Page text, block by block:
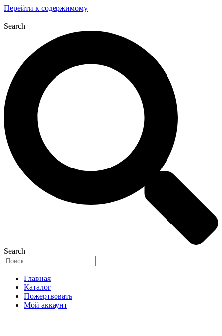
Перейти к содержимому
Search
Search
Главная
Каталог
Пожертвовать
Мой аккаунт